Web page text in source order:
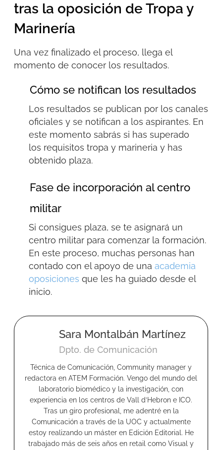
tras la oposición de Tropa y
Marinería
Una vez finalizado el proceso, llega el
momento de conocer los resultados.
Cómo se notifican los resultados
Los resultados se publican por los canales
oficiales y se notifican a los aspirantes. En
este momento sabrás si has superado
los requisitos tropa y marineria y has
obtenido plaza.
Fase de incorporación al centro
militar
Si consigues plaza, se te asignará un
centro militar para comenzar la formación.
En este proceso, muchas personas han
contado con el apoyo de una academia
oposiciones que les ha guiado desde el
inicio.
Sara Montalbán Martínez
Dpto. de Comunicación
Técnica de Comunicación, Community manager y
redactora en ATEM Formación. Vengo del mundo del
laboratorio biomédico y la investigación, con
experiencia en los centros de Vall d’Hebron e ICO.
Tras un giro profesional, me adentré en la
Comunicación a través de la UOC y actualmente
estoy realizando un máster en Edición Editorial. He
trabajado más de seis años en retail como Visual y